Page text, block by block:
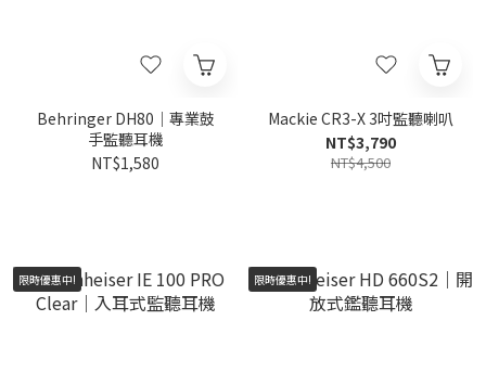
Behringer DH80｜專業鼓
手監聽耳機
NT$1,580
Mackie CR3-X 3吋監聽喇叭
NT$3,790
NT$4,500
限時優惠中! 限時優惠中!